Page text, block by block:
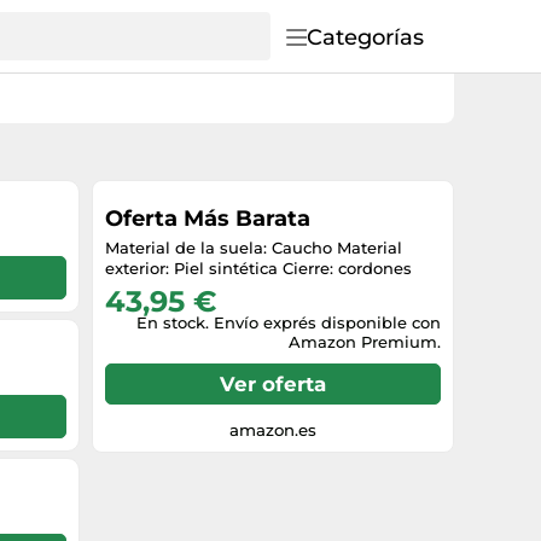
Categorías
Oferta Más Barata
Material de la suela: Caucho Material
exterior: Piel sintética Cierre: cordones
43,95 €
En stock. Envío exprés disponible con
Amazon Premium.
Ver oferta
amazon.es